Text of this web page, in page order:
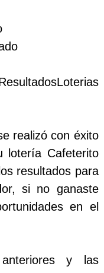
realizó con éxito
lotería Cafeterito
resultados para
si no ganaste
en el
y las